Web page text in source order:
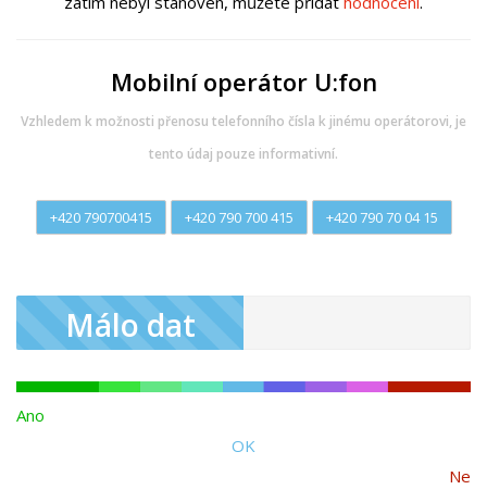
Mobilní operátor U:fon
Vzhledem k možnosti přenosu telefonního čísla k jinému operátorovi, je
tento údaj pouze informativní.
+420 790700415 +420 790 700 415 +420 790 70 04 15
Málo dat
Ano
OK
Ne